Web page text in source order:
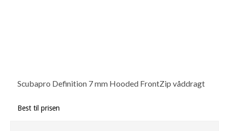
Scubapro Definition 7 mm Hooded FrontZip våddragt
Best til prisen